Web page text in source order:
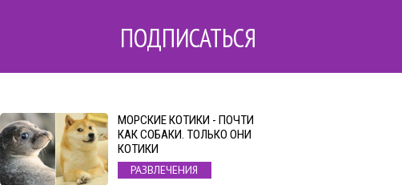
ПОДПИСАТЬСЯ
МОРСКИЕ КОТИКИ - ПОЧТИ
КАК СОБАКИ. ТОЛЬКО ОНИ
КОТИКИ
РАЗВЛЕЧЕНИЯ